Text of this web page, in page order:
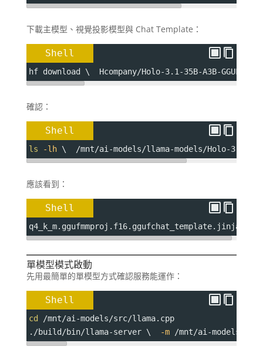
下載主模型、視覺投影模型與 Chat Template：
Shell
hf download \  Hcompany/Holo-3.1-35B-A3B-
確認：
Shell
ls -lh \  /mnt/ai-models/llama-models/Holo-3.1-35B-
應該看到：
Shell
q4_k_m.ggufmmproj.f16.ggufchat_template.jinja
單模型模式啟動
先用最簡單的單模型方式確認服務能運作：
Shell
cd
/mnt/ai-models/src/llama.cpp
./build/bin/llama-server \
-m /mnt/ai-models/